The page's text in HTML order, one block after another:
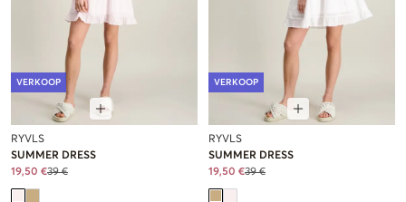
VERKOOP
RYVLS
SUMMER DRESS
19,50 €39 €
VERKOOP
RYVLS
SUMMER DRESS
19,50 €39 €